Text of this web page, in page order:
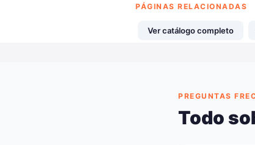
PÁGINAS RELACIONADAS
Ver catálogo completo
PREGUNTAS
Todo